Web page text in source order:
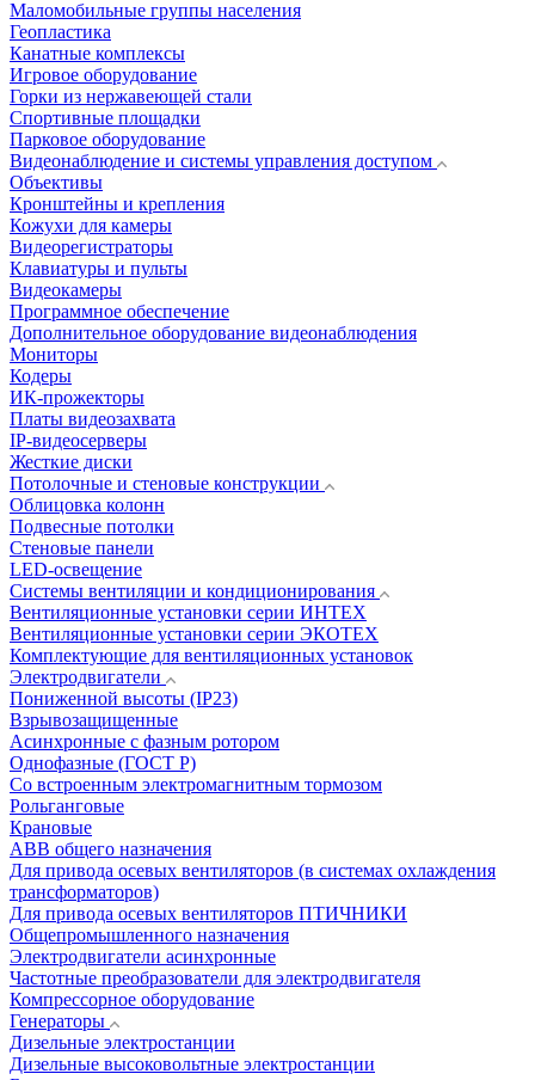
Маломобильные группы населения
Геопластика
Канатные комплексы
Игровое оборудование
Горки из нержавеющей стали
Спортивные площадки
Парковое оборудование
Видеонаблюдение и системы управления доступом
Объективы
Кронштейны и крепления
Кожухи для камеры
Видеорегистраторы
Клавиатуры и пульты
Видеокамеры
Программное обеспечение
Дополнительное оборудование видеонаблюдения
Мониторы
Кодеры
ИК-прожекторы
Платы видеозахвата
IP-видеосерверы
Жесткие диски
Потолочные и стеновые конструкции
Облицовка колонн
Подвесные потолки
Стеновые панели
LED-освещение
Системы вентиляции и кондиционирования
Вентиляционные установки серии ИНТЕХ
Вентиляционные установки серии ЭКОТЕХ
Комплектующие для вентиляционных установок
Электродвигатели
Пониженной высоты (IP23)
Взрывозащищенные
Асинхронные с фазным ротором
Однофазные (ГОСТ Р)
Со встроенным электромагнитным тормозом
Рольганговые
Крановые
АВВ общего назначения
Для привода осевых вентиляторов (в системах охлаждения
трансформаторов)
Для привода осевых вентиляторов ПТИЧНИКИ
Общепромышленного назначения
Электродвигатели асинхронные
Частотные преобразователи для электродвигателя
Компрессорное оборудование
Генераторы
Дизельные электростанции
Дизельные высоковольтные электростанции